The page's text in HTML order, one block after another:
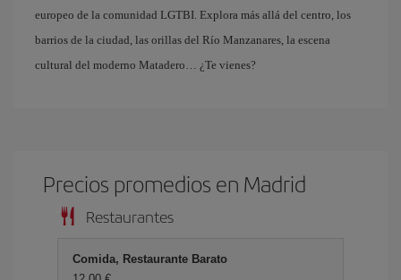
europeo de la comunidad LGTBI. Explora más allá del centro, los
barrios de la ciudad, las orillas del Río Manzanares, la escena
cultural del moderno Matadero… ¿Te vienes?
Precios promedios en Madrid
Restaurantes
Comida, Restaurante Barato